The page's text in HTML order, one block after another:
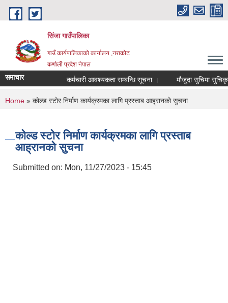
Skip to main content
सिंजा गाउँपालिका
गाउँ कार्यपालिकाको कार्यालय ,नराकोट
कर्णाली प्रदेश नेपाल
समाचार कर्मचारी आवश्यकता सम्बन्धि सूचना । मौजुदा सुचिमा सुचिकृत
You are here
Home » कोल्ड स्टोर निर्माण कार्यक्रमका लागि प्रस्ताब आह्रानको सुचना
कोल्ड स्टोर निर्माण कार्यक्रमका लागि प्रस्ताब
आह्रानको सुचना
Submitted on: Mon, 11/27/2023 - 15:45